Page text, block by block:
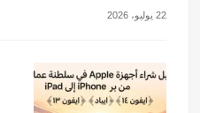
22 يوليو، 2026